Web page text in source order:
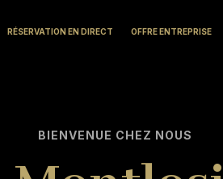
RÉSERVATION EN DIRECT OFFRE ENTREPRISE
BIENVENUE CHEZ NOUS